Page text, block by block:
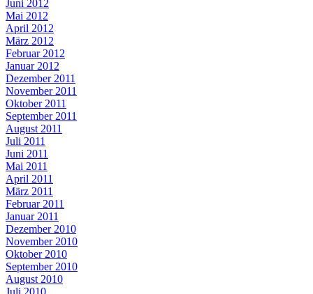
Juni 2012
Mai 2012
April 2012
März 2012
Februar 2012
Januar 2012
Dezember 2011
November 2011
Oktober 2011
September 2011
August 2011
Juli 2011
Juni 2011
Mai 2011
April 2011
März 2011
Februar 2011
Januar 2011
Dezember 2010
November 2010
Oktober 2010
September 2010
August 2010